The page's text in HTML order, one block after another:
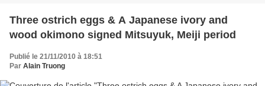
Three ostrich eggs & A Japanese ivory and
wood okimono signed Mitsuyuk, Meiji period
Publié le 21/11/2010 à 18:51
Par Alain Truong